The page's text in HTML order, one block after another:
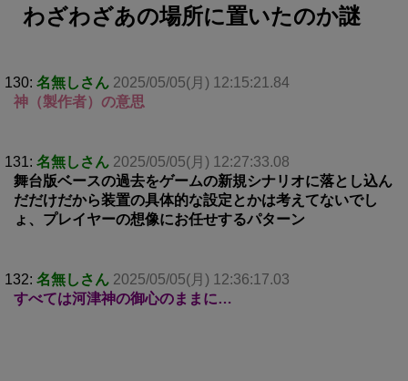
わざわざあの場所に置いたのか謎
130: 名無しさん 2025/05/05(月) 12:15:21.84
神（製作者）の意思
131: 名無しさん 2025/05/05(月) 12:27:33.08
舞台版ベースの過去をゲームの新規シナリオに落とし込ん
だだけだから装置の具体的な設定とかは考えてないでし
ょ、プレイヤーの想像にお任せするパターン
132: 名無しさん 2025/05/05(月) 12:36:17.03
すべては河津神の御心のままに…